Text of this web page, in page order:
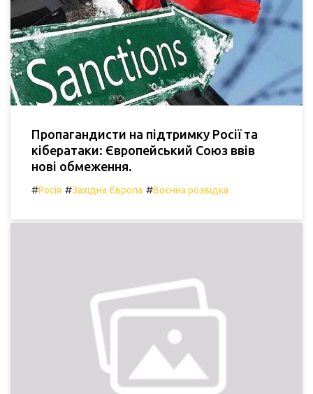
Пропагандисти на підтримку Росії та
кібератаки: Європейський Союз ввів
нові обмеження.
#Росія #Західна Європа #Воєнна розвідка